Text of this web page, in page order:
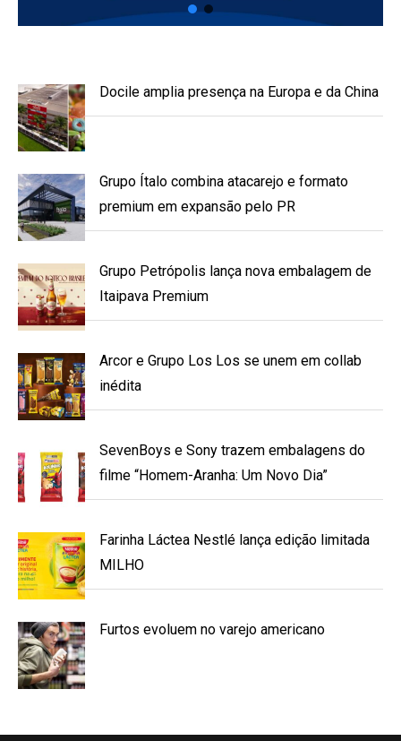
Docile amplia presença na Europa e da China
Grupo Ítalo combina atacarejo e formato
premium em expansão pelo PR
Grupo Petrópolis lança nova embalagem de
Itaipava Premium
Arcor e Grupo Los Los se unem em collab
inédita
SevenBoys e Sony trazem embalagens do
filme “Homem-Aranha: Um Novo Dia”
Farinha Láctea Nestlé lança edição limitada
MILHO
Furtos evoluem no varejo americano